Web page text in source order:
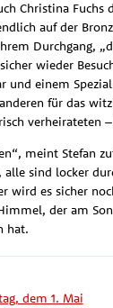
Christina Fuchs
auf der
Durchgang,
wieder
und einem
für das
verheirateten
meint Stefan
sind locker
wird es sicher
der am
hat.
dem 1. Mai